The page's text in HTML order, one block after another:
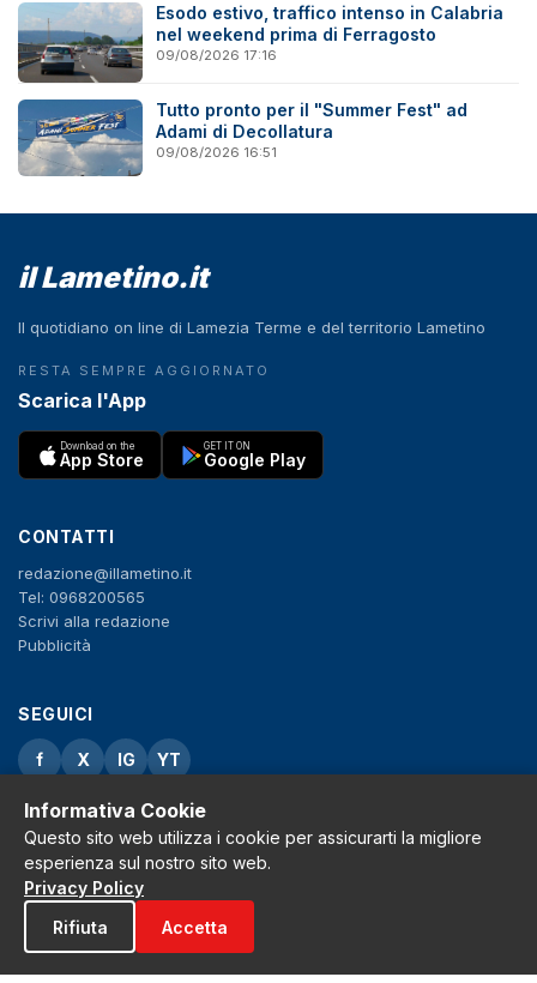
Esodo estivo, traffico intenso in Calabria
nel weekend prima di Ferragosto
09/08/2026 17:16
Tutto pronto per il "Summer Fest" ad
Adami di Decollatura
09/08/2026 16:51
il Lametino.it
Il quotidiano on line di Lamezia Terme e del territorio Lametino
RESTA SEMPRE AGGIORNATO
Scarica l'App
Download on the
App Store
GET IT ON
Google Play
CONTATTI
redazione@illametino.it
Tel: 0968200565
Scrivi alla redazione
Pubblicità
SEGUICI
f X IG YT
Privacy Policy
Cookie Policy
Note legali
La Redazione
© 2026 Grh s.r.l. - P.iva 02650550797 - Tutti i diritti sono riservati
Informativa Cookie
Questo sito web utilizza i cookie per assicurarti la migliore
esperienza sul nostro sito web.
Privacy Policy
Rifiuta
Accetta